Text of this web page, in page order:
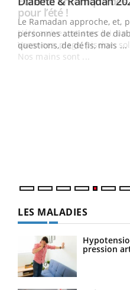
Le Ramadan approche, et,
personnes atteintes de
questions, de défis, mais ...
LES MALADIES
pression